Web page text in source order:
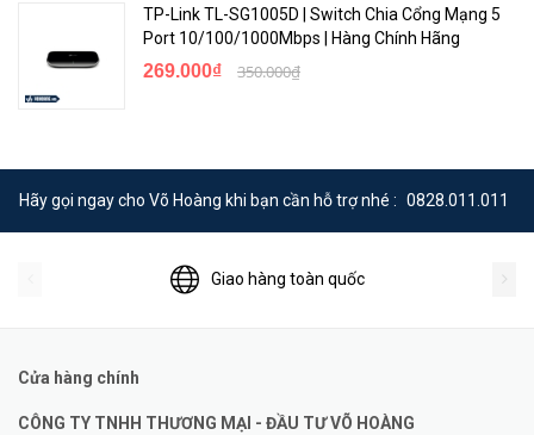
TP-Link TL-SG1005D | Switch Chia Cổng Mạng 5
Port 10/100/1000Mbps | Hàng Chính Hãng
269.000₫ 350.000₫
Hãy gọi ngay cho Võ Hoàng khi bạn cần hỗ trợ nhé : 0828.011.011
Giao hàng toàn quốc
Cửa hàng chính
CÔNG TY TNHH THƯƠNG MẠI - ĐẦU TƯ VÕ HOÀNG